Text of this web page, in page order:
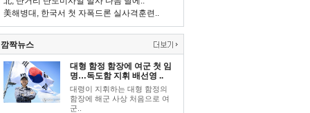
美해병대, 한국서 첫 자폭드론 실사격훈련..
깜짝뉴스
대형 함정 함장에 여군 첫 임
명…독도함 지휘 배선영 ..
대령이 지휘하는 대형 함정의
함장에 해군 사상 처음으로 여
군..